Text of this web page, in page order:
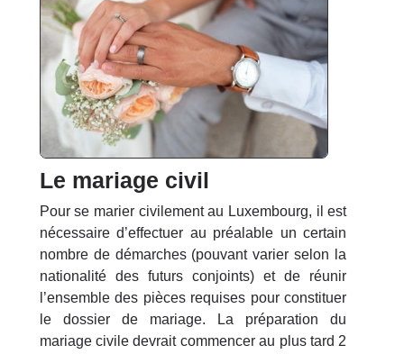
Le mariage civil
Pour se marier civilement au Luxembourg, il est
nécessaire d’effectuer au préalable un certain
nombre de démarches (pouvant varier selon la
nationalité des futurs conjoints) et de réunir
l’ensemble des pièces requises pour constituer
le dossier de mariage. La préparation du
mariage civile devrait commencer au plus tard 2